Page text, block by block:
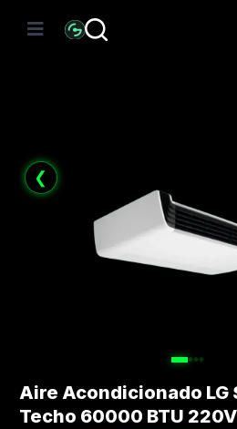
❮
Aire Acondicionado LG
Techo 60000 BTU